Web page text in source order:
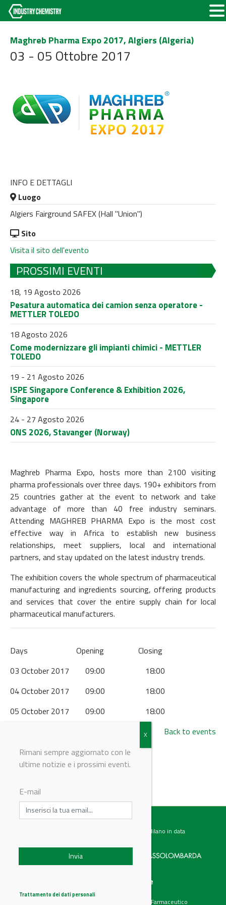
Maghreb Pharma Expo 2017, Algiers (Algeria)
03 - 05 Ottobre 2017
INFO E DETTAGLI
Luogo
Algiers Fairground SAFEX (Hall "Union")
Sito
Visita il sito dell'evento
PROSSIMI EVENTI
18, 19 Agosto 2026
Pesatura automatica dei camion senza operatore -
METTLER TOLEDO
18 Agosto 2026
Come modernizzare gli impianti chimici - METTLER
TOLEDO
19 - 21 Agosto 2026
ISPE Singapore Conference & Exhibition 2026,
Singapore
24 - 27 Agosto 2026
ONS 2026, Stavanger (Norway)
Maghreb Pharma Expo, hosts more than 2100 visiting
pharma professionals over three days. 190+ exhibitors from
25 countries gather at the event to network and take
advantage of more than 40 free industry seminars.
Attending MAGHREB PHARMA Expo is the most cost
effective way in Africa to establish new business
relationships, meet suppliers, local and international
partners, and stay updated on the latest industry trends.
The exhibition covers the whole spectrum of pharmaceutical
manufacturing and ingredients sourcing, offering products
and services that cover the entire supply chain for local
pharmaceutical manufacturers.
Days Opening Closing
03 October 2017 09:00 18:00
04 October 2017 09:00 18:00
05 October 2017 09:00 18:00
Back to events
© Riproduzione riservata
Testata giornalistica registrata presso il Tribunale di Milano in data
Chi siamo
Categorie
Chimico e Farmaceutico
Rimani sempre aggiornato con le
ultime notizie e i prossimi eventi.
E-mail
Trattamento dei dati personali